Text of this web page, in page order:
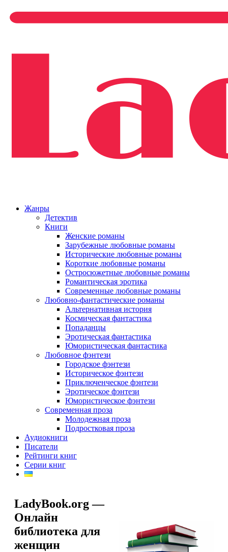
Жанры
Детектив
Книги
Женские романы
Зарубежные любовные романы
Исторические любовные романы
Короткие любовные романы
Остросюжетные любовные романы
Романтическая эротика
Современные любовные романы
Любовно-фантастические романы
Альтернативная история
Космическая фантастика
Попаданцы
Эротическая фантастика
Юмористическая фантастика
Любовное фэнтези
Городское фэнтези
Историческое фэнтези
Приключенческое фэнтези
Эротическое фэнтези
Юмористическое фэнтези
Современная проза
Молодежная проза
Подростковая проза
Аудиокниги
Писатели
Рейтинги книг
Серии книг
LadyBook.org —
Онлайн
библиотека для
женщин